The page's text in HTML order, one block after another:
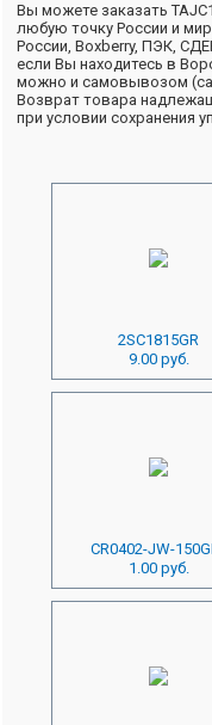
Вы можете заказать
любую точку России и
России, Boxberry, ПЭК,
если Вы находитесь в
можно и самовывозом
Возврат товара
при условии сохранения
2SC1815GR
9.00 руб.
CR0402-JW-
1.00 руб.